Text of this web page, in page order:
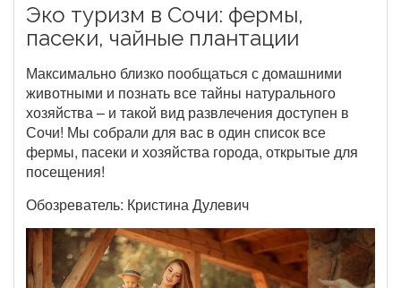
Эко туризм в Сочи: фермы,
пасеки, чайные плантации
Максимально близко пообщаться с домашними
животными и познать все тайны натурального
хозяйства – и такой вид развлечения доступен в
Сочи! Мы собрали для вас в один список все
фермы, пасеки и хозяйства города, открытые для
посещения!
Обозреватель: Кристина Дулевич